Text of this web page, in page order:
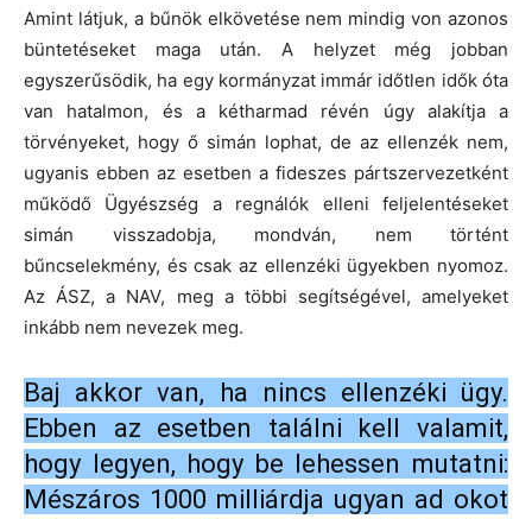
Amint látjuk, a bűnök elkövetése nem mindig von azonos
büntetéseket maga után. A helyzet még jobban
egyszerűsödik, ha egy kormányzat immár időtlen idők óta
van hatalmon, és a kétharmad révén úgy alakítja a
törvényeket, hogy ő simán lophat, de az ellenzék nem,
ugyanis ebben az esetben a fideszes pártszervezetként
működő Ügyészség a regnálók elleni feljelentéseket
simán visszadobja, mondván, nem történt
bűncselekmény, és csak az ellenzéki ügyekben nyomoz.
Az ÁSZ, a NAV, meg a többi segítségével, amelyeket
inkább nem nevezek meg.
Baj akkor van, ha nincs ellenzéki ügy.
Ebben az esetben találni kell valamit,
hogy legyen, hogy be lehessen mutatni:
Mészáros 1000 milliárdja ugyan ad okot